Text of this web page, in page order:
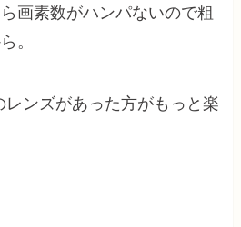
画素数がハンパないので粗
。
ンズがあった方がもっと楽